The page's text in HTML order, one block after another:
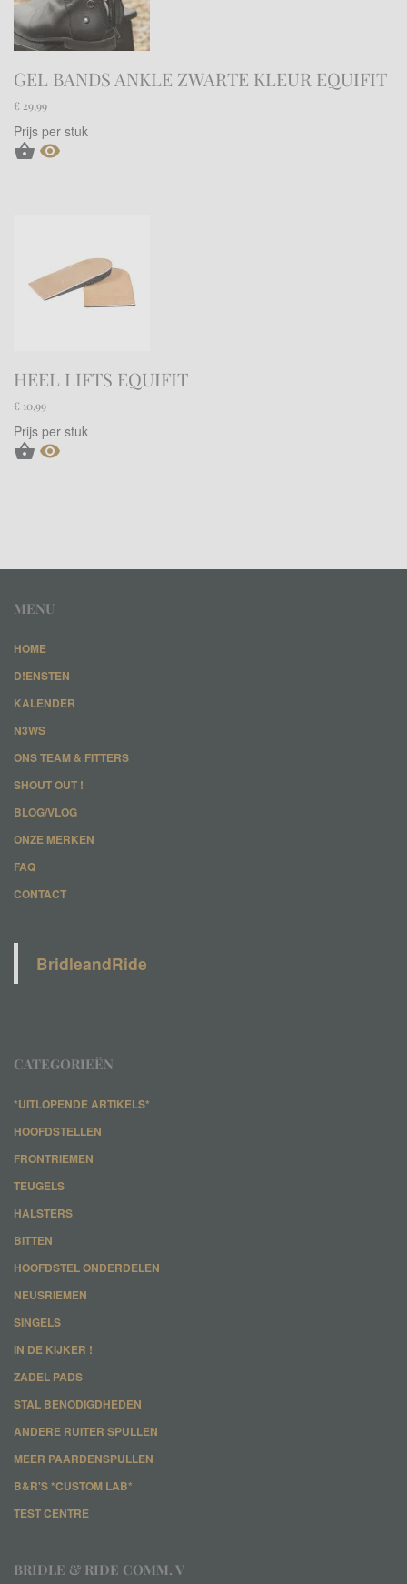
GEL BANDS ANKLE ZWARTE KLEUR EQUIFIT
€ 29,99
Prijs per stuk
 
HEEL LIFTS EQUIFIT
€ 10,99
Prijs per stuk
 
MENU
HOME
D!ENSTEN
KALENDER
N3WS
ONS TEAM & FITTERS
SHOUT OUT !
BLOG/VLOG
ONZE MERKEN
FAQ
CONTACT
BridleandRide
CATEGORIEËN
*UITLOPENDE ARTIKELS*
HOOFDSTELLEN
FRONTRIEMEN
TEUGELS
HALSTERS
BITTEN
HOOFDSTEL ONDERDELEN
NEUSRIEMEN
SINGELS
IN DE KIJKER !
ZADEL PADS
STAL BENODIGDHEDEN
ANDERE RUITER SPULLEN
MEER PAARDENSPULLEN
B&R'S *CUSTOM LAB*
TEST CENTRE
BRIDLE & RIDE COMM. V